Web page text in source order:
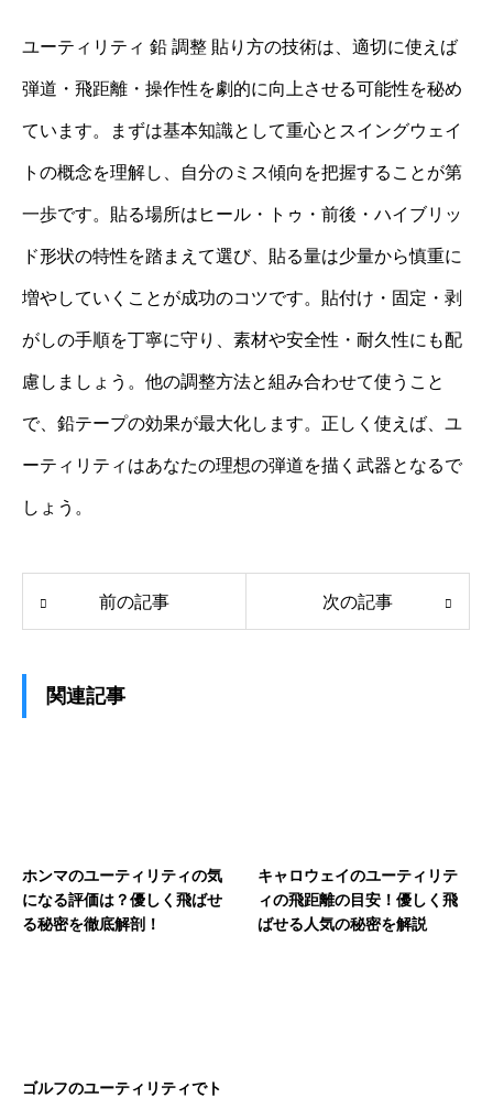
ユーティリティ 鉛 調整 貼り方の技術は、適切に使えば
弾道・飛距離・操作性を劇的に向上させる可能性を秘め
ています。まずは基本知識として重心とスイングウェイ
トの概念を理解し、自分のミス傾向を把握することが第
一歩です。貼る場所はヒール・トゥ・前後・ハイブリッ
ド形状の特性を踏まえて選び、貼る量は少量から慎重に
増やしていくことが成功のコツです。貼付け・固定・剥
がしの手順を丁寧に守り、素材や安全性・耐久性にも配
慮しましょう。他の調整方法と組み合わせて使うこと
で、鉛テープの効果が最大化します。正しく使えば、ユ
ーティリティはあなたの理想の弾道を描く武器となるで
しょう。
前の記事 次の記事
関連記事
ホンマのユーティリティの気
になる評価は？優しく飛ばせ
る秘密を徹底解剖！
キャロウェイのユーティリテ
ィの飛距離の目安！優しく飛
ばせる人気の秘密を解説
ゴルフのユーティリティでト